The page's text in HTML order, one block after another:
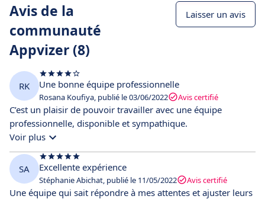
Avis de la
communauté
Appvizer (8)
Laisser un avis
RK Une bonne équipe professionnelle
Rosana Koufiya, publié le 03/06/2022 Avis certifié
C’est un plaisir de pouvoir travailler avec une équipe
professionnelle, disponible et sympathique.
Voir plus
SA Excellente expérience
Stéphanie Abichat, publié le 11/05/2022 Avis certifié
Une équipe qui sait répondre à mes attentes et ajuster leurs